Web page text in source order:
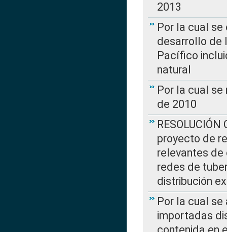
2013
Por la cual
desarrollo de
Pacífico
natural
Por la cual se
de 2010
proyecto de
relevantes de
redes de
distribución
Por la cual
importadas